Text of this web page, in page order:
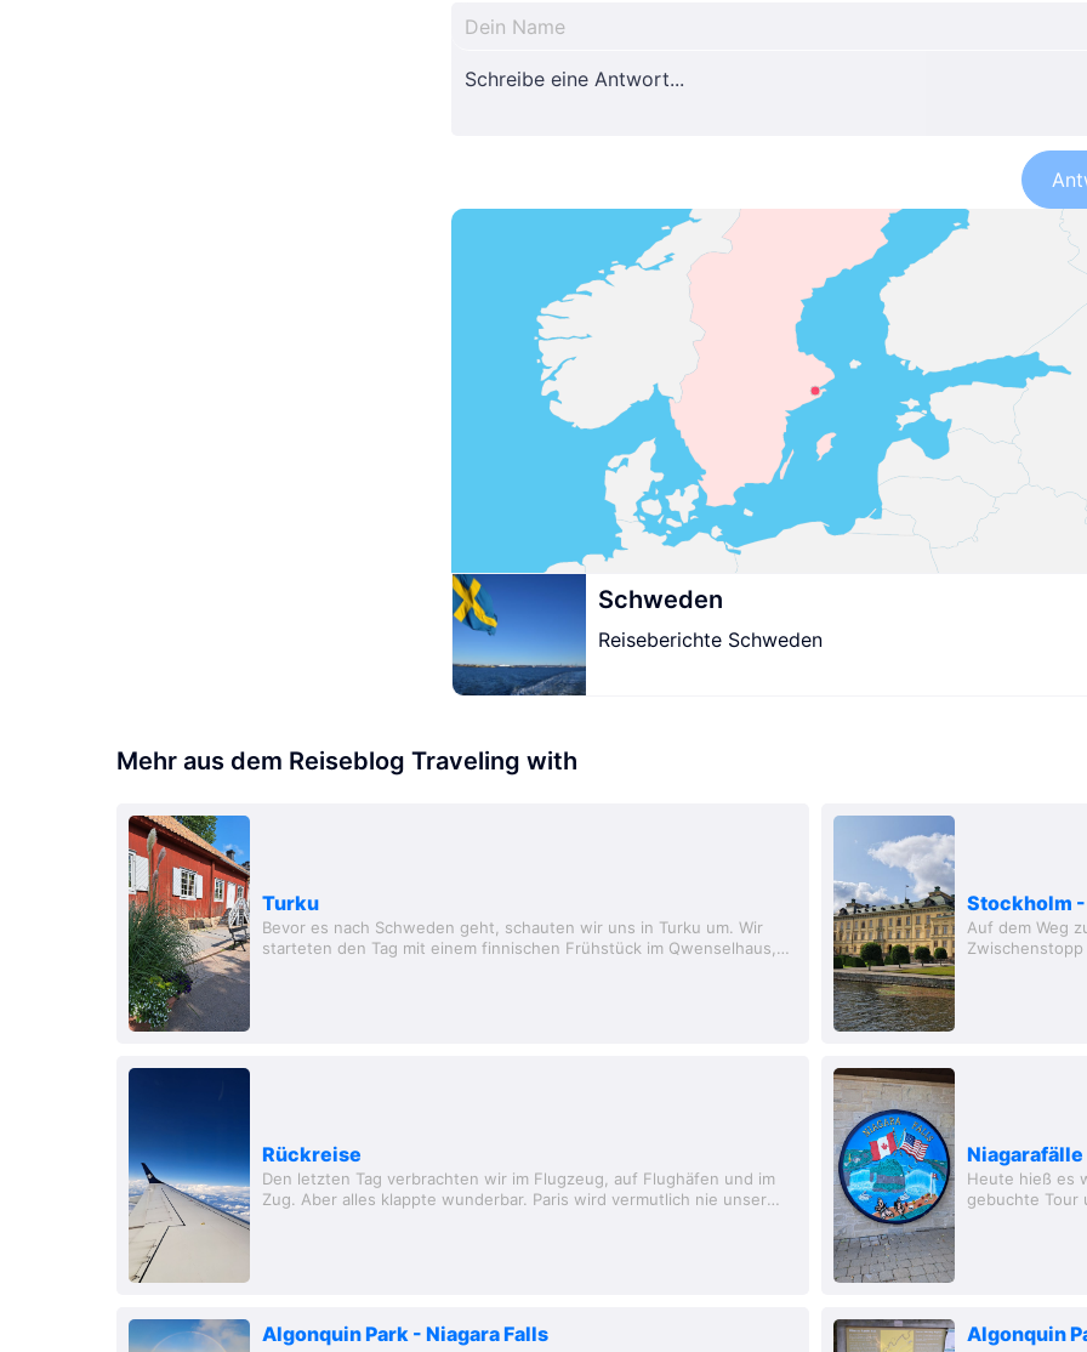
Schweden
Reiseberichte Schweden
Mehr aus dem Reiseblog Traveling with
Turku
Bevor es nach Schweden geht, schauten wir uns in Turku um. Wir
starteten den Tag mit einem finnischen Frühstück im Qwenselhaus,
Stockholm
Auf dem Weg
Zwischenstopp
Rückreise
Den letzten Tag verbrachten wir im Flugzeug, auf Flughäfen und im
Zug. Aber alles klappte wunderbar. Paris wird vermutlich nie unser
Niagarafälle
Heute hieß es
gebuchte Tour
Algonquin Park - Niagara Falls Algonquin